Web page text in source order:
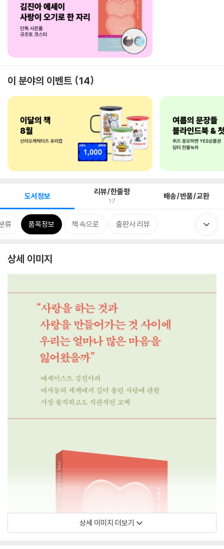
이 분야의 이벤트 14
도서정보 리뷰/한줄평
17 배송/반품/교환
류 품목정보 책 속으로 출판사 리뷰
상세 이미지
상세 이미지 더보기